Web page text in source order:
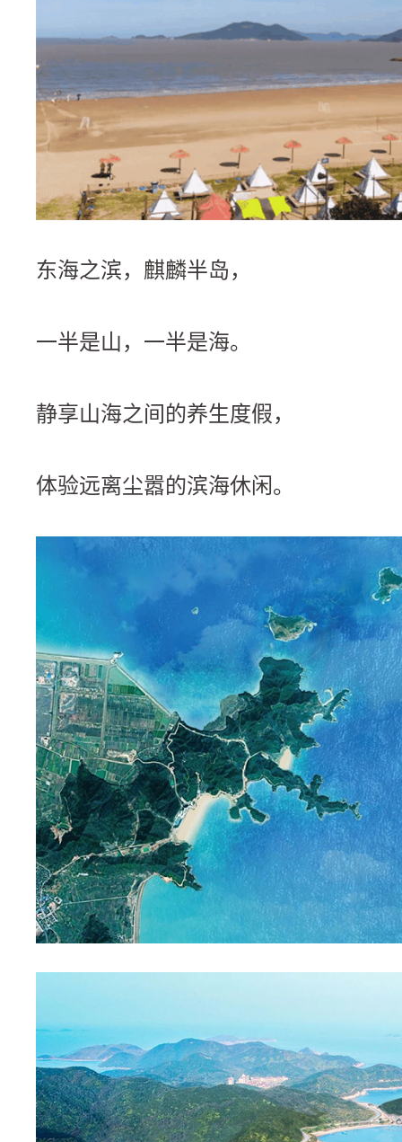
东海之滨，麒麟半岛，
一半是山，一半是海。
静享山海之间的养生度假，
体验远离尘嚣的滨海休闲。